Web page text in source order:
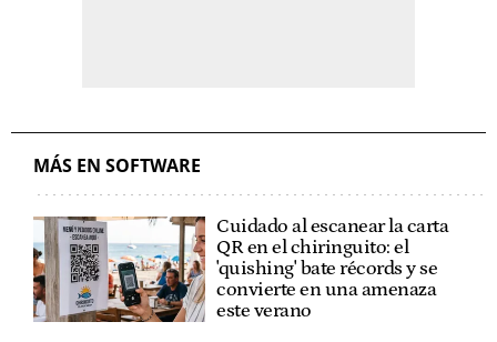
MÁS EN SOFTWARE
Cuidado al escanear la carta
QR en el chiringuito: el
'quishing' bate récords y se
convierte en una amenaza
este verano